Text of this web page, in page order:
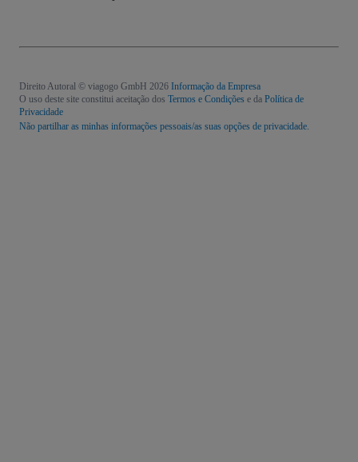
Direito Autoral © viagogo GmbH 2026 Informação da Empresa
O uso deste site constitui aceitação dos Termos e Condições e da Política de
Privacidade
Não partilhar as minhas informações pessoais/as suas opções de privacidade.